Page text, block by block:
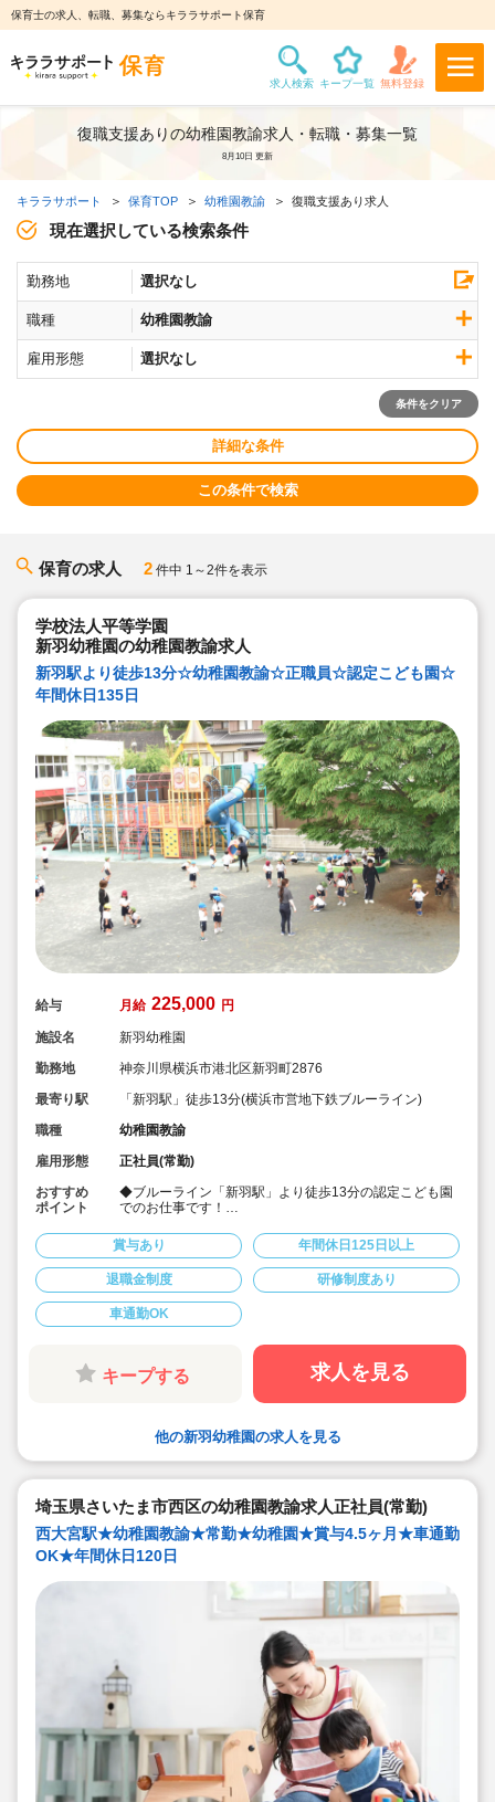
保育士の求人、転職、募集ならキララサポート保育
復職支援ありの幼稚園教諭求人・転職・募集一覧
8月10日 更新
キララサポート 保育TOP 幼稚園教諭 復職支援あり求人
現在選択している検索条件
勤務地 選択なし
職種 幼稚園教諭
雇用形態 選択なし
条件をクリア
詳細な条件
この条件で検索
保育の求人 2 件中 1～2件を表示
学校法人平等学園
新羽幼稚園の幼稚園教諭求人
新羽駅より徒歩13分☆幼稚園教諭☆正職員☆認定こども園☆
年間休日135日
給与 月給 225,000 円
施設名
新羽幼稚園
勤務地
神奈川県横浜市港北区新羽町2876
最寄り駅
「新羽駅」徒歩13分(横浜市営地下鉄ブルーライン)
職種
幼稚園教諭
雇用形態
正社員(常勤)
おすすめ
ポイント
◆ブルーライン「新羽駅」より徒歩13分の認定こども園
でのお仕事です！
◆借上げ住宅手当の支給あり（規定あり）☆
◆年間休日135日、産休育休の制度も整っていて、プラ
イベートとのバランスも取りやすい♪
◆元気で明るく子供と運動できる方歓迎！
◆体育・英語は講師の先生と一緒に取り組んでいます♪
◆長く働ける環境です！
賞与あり 年間休日125日以上
退職金制度 研修制度あり
車通勤OK
キープする 求人を見る
他の新羽幼稚園の求人を見る
埼玉県さいたま市西区の幼稚園教諭求人正社員(常勤)
西大宮駅★幼稚園教諭★常勤★幼稚園★賞与4.5ヶ月★車通勤
OK★年間休日120日